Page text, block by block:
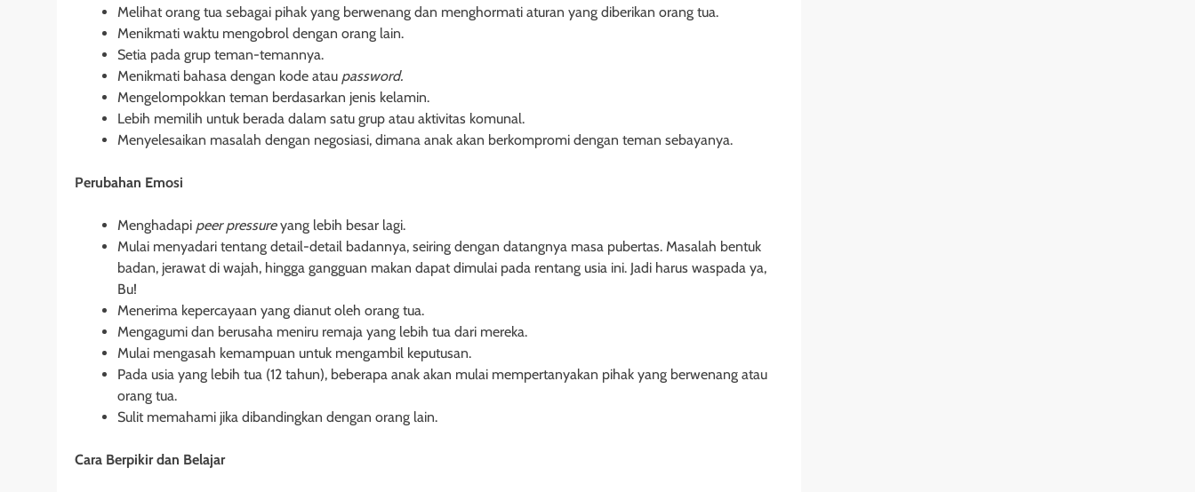
Melihat orang tua sebagai pihak yang berwenang dan menghormati aturan yang diberikan orang tua.
Menikmati waktu mengobrol dengan orang lain.
Setia pada grup teman-temannya.
Menikmati bahasa dengan kode atau password.
Mengelompokkan teman berdasarkan jenis kelamin.
Lebih memilih untuk berada dalam satu grup atau aktivitas komunal.
Menyelesaikan masalah dengan negosiasi, dimana anak akan berkompromi dengan teman sebayanya.
Perubahan Emosi
Menghadapi peer pressureyang lebih besar lagi.
Mulai menyadari tentang detail-detail badannya, seiring dengan datangnya masa pubertas. Masalah bentuk
badan, jerawat di wajah, hingga gangguan makan dapat dimulai pada rentang usia ini. Jadi harus waspada ya,
Bu!
Menerima kepercayaan yang dianut oleh orang tua.
Mengagumi dan berusaha meniru remaja yang lebih tua dari mereka.
Mulai mengasah kemampuan untuk mengambil keputusan.
Pada usia yang lebih tua (12 tahun), beberapa anak akan mulai mempertanyakan pihak yang berwenang atau
orang tua.
Sulit memahami jika dibandingkan dengan orang lain.
Cara Berpikir dan Belajar